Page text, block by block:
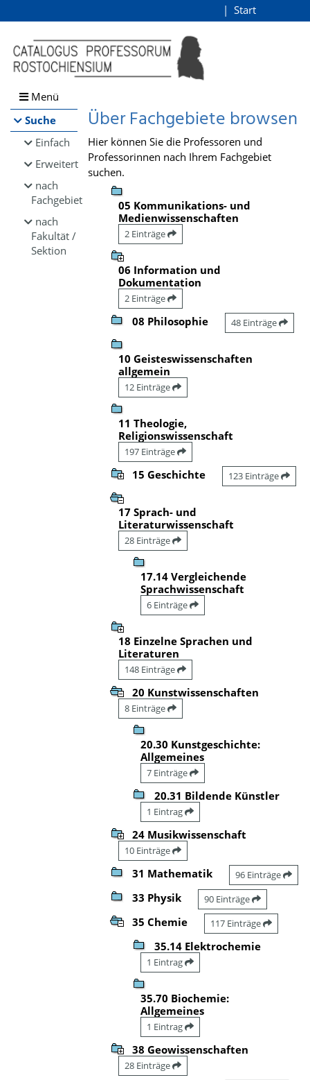
Browsen
direkt zum Inhalt
Start
Menü
Suche
Einfach
Erweitert
nach
Fachgebiet
nach
Fakultät /
Sektion
Über Fachgebiete browsen
Hier können Sie die Professoren und
Professorinnen nach Ihrem Fachgebiet
suchen.
05 Kommunikations- und
Medienwissenschaften
2 Einträge
06 Information und
Dokumentation
2 Einträge
08 Philosophie 48 Einträge
10 Geisteswissenschaften
allgemein
12 Einträge
11 Theologie,
Religionswissenschaft
197 Einträge
15 Geschichte 123 Einträge
17 Sprach- und
Literaturwissenschaft
28 Einträge
17.14 Vergleichende
Sprachwissenschaft
6 Einträge
18 Einzelne Sprachen und
Literaturen
148 Einträge
20 Kunstwissenschaften
8 Einträge
20.30 Kunstgeschichte:
Allgemeines
7 Einträge
20.31 Bildende Künstler
1 Eintrag
24 Musikwissenschaft
10 Einträge
31 Mathematik 96 Einträge
33 Physik 90 Einträge
35 Chemie 117 Einträge
35.14 Elektrochemie
1 Eintrag
35.70 Biochemie:
Allgemeines
1 Eintrag
38 Geowissenschaften
28 Einträge